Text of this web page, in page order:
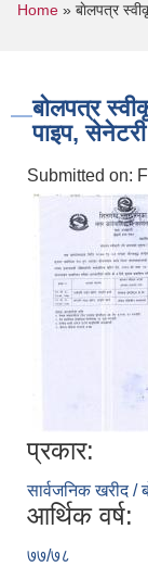
You are
Home » बाेलपत्र
बाेलपत्र
पाइप,
Submitted on:
प्रकार:
सार्वजनिक खरीद /
आर्थिक वर्ष:
७७/७८